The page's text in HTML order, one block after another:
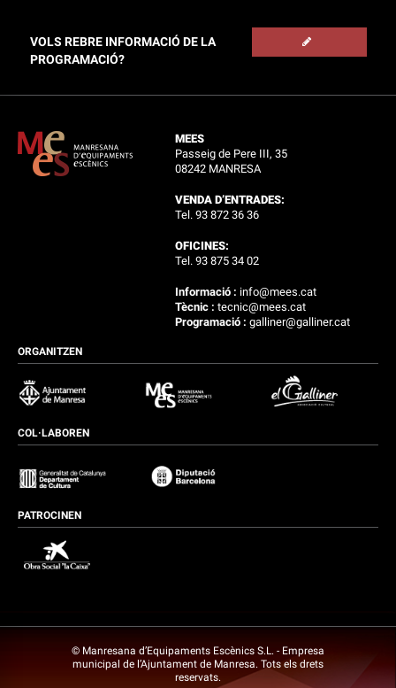
VOLS REBRE INFORMACIÓ DE LA
PROGRAMACIÓ?
MEES
Passeig de Pere III, 35
08242 MANRESA
VENDA D’ENTRADES:
Tel. 93 872 36 36
OFICINES:
Tel. 93 875 34 02
Informació : info@mees.cat
Tècnic :tecnic@mees.cat
Programació :galliner@galliner.cat
ORGANITZEN
COL·LABOREN
PATROCINEN
© Manresana d’Equipaments Escènics S.L. - Empresa
municipal de l’Ajuntament de Manresa. Tots els drets
reservats.